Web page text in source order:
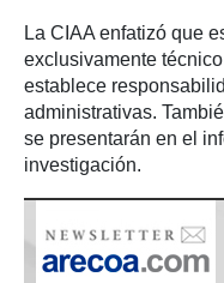
La CIAA enfatizó que
exclusivamente
establece
administrativas.
se presentarán en el
investigación.